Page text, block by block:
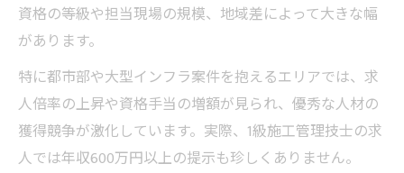
施工管理技士が転職で収入を増やす要素と
は
施工管理技士が資格を活かして給与を上げ
る方法
施工管理技士の給料が高い理由から学ぶ転
職術
資格の等級や担当現場の規模、地域差によって大きな幅
があります。
特に都市部や大型インフラ案件を抱えるエリアでは、求
人倍率の上昇や資格手当の増額が見られ、優秀な人材の
獲得競争が激化しています。実際、1級施工管理技士の求
人では年収600万円以上の提示も珍しくありません。